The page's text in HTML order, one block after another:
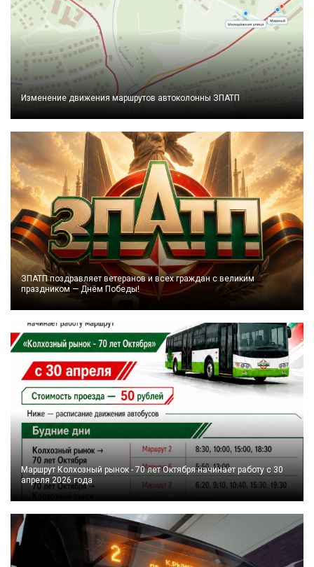
Изменение движения маршрутов автоколонны ЗПАТП
ЗПАТП поздравляет ветеранов и всех граждан с великим
праздником — Днём Победы!
Маршрут Колхозный рынок - 70 лет Октября начинает работу с 30
апреля 2026 года